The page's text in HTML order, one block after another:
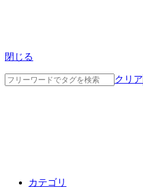
閉じる
クリア
カテゴリ